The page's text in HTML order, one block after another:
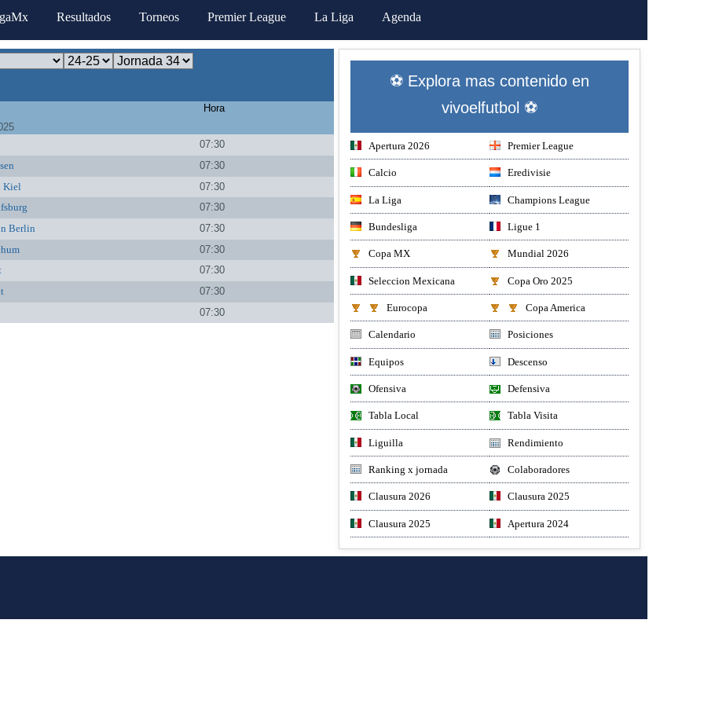
Resultados Torneos Premier League La Liga Agenda
Hora
07:30
07:30
Kiel
07:30
07:30
Berlin
07:30
07:30
07:30
07:30
07:30
⚽ Explora mas contenido en
vivoelfutbol ⚽
Apertura 2026 Premier League
Calcio Eredivisie
La Liga Champions League
Bundesliga Ligue 1
Copa MX Mundial 2026
Seleccion Mexicana Copa Oro 2025
Eurocopa Copa America
Calendario Posiciones
Equipos Descenso
Ofensiva Defensiva
Tabla Local Tabla Visita
Liguilla Rendimiento
Ranking x jornada Colaboradores
Clausura 2026 Clausura 2025
Clausura 2025 Apertura 2024